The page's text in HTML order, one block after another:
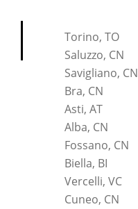
Torino, TO
Saluzzo, CN
Savigliano, CN
Bra, CN
Asti, AT
Alba, CN
Fossano, CN
Biella, BI
Vercelli, VC
Cuneo, CN